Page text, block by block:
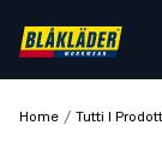
Home / Tutti I